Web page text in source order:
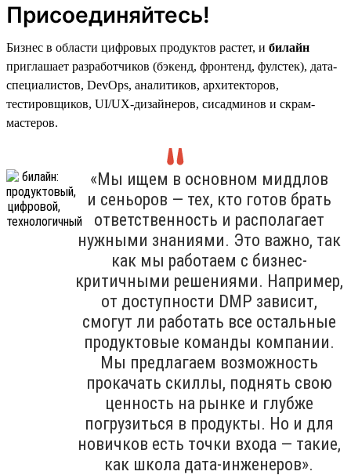
Присоединяйтесь!
Бизнес в области цифровых продуктов растет, и билайн
приглашает разработчиков (бэкенд, фронтенд, фулстек), дата-
специалистов, DevOps, аналитиков, архитекторов,
тестировщиков, UI/UX-дизайнеров, сисадминов и скрам-
мастеров.
«Мы ищем в основном миддлов
и сеньоров — тех, кто готов брать
ответственность и располагает
нужными знаниями. Это важно, так
как мы работаем с бизнес-
критичными решениями. Например,
от доступности DMP зависит,
смогут ли работать все остальные
продуктовые команды компании.
Мы предлагаем возможность
прокачать скиллы, поднять свою
ценность на рынке и глубже
погрузиться в продукты. Но и для
новичков есть точки входа — такие,
как школа дата-инженеров».